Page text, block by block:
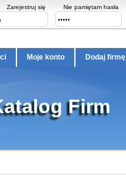
Zarejestruj się Nie pamiętam hasła
Moje konto Dodaj firmę
Firm